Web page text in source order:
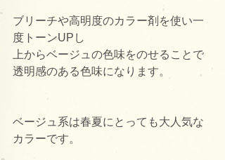
ブリーチや高明度のカラー剤を使い一
度トーンUPし
上からベージュの色味をのせることで
透明感のある色味になります。
ベージュ系は春夏にとっても大人気な
カラーです。